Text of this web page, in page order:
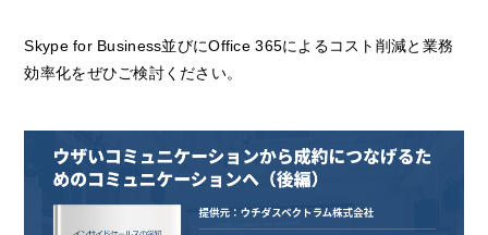
Skype for Business並びにOffice 365によるコスト削減と業務
効率化をぜひご検討ください。